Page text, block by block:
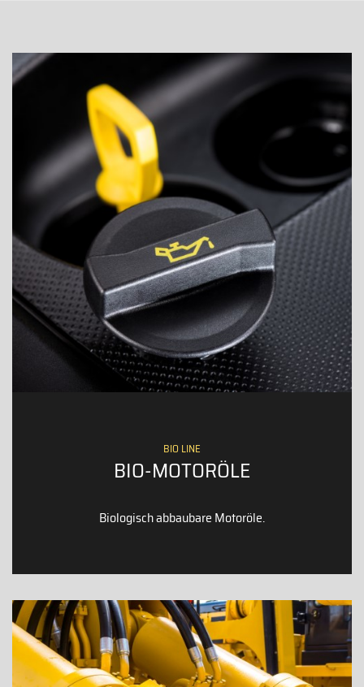
WHITELABEL WHITELABEL WHITELABEL WHITELABEL
BIO LINE
BIO-MOTORÖLE
Biologisch abbaubare Motoröle.